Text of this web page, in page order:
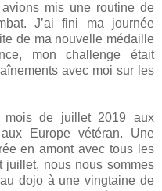
mis une routine de
J’ai fini ma journée
de ma nouvelle médaille
mon challenge était
avec moi sur les
mois de juillet 2019 aux
Europe vétéran. Une
en amont avec tous les
nous nous sommes
dojo à une vingtaine de